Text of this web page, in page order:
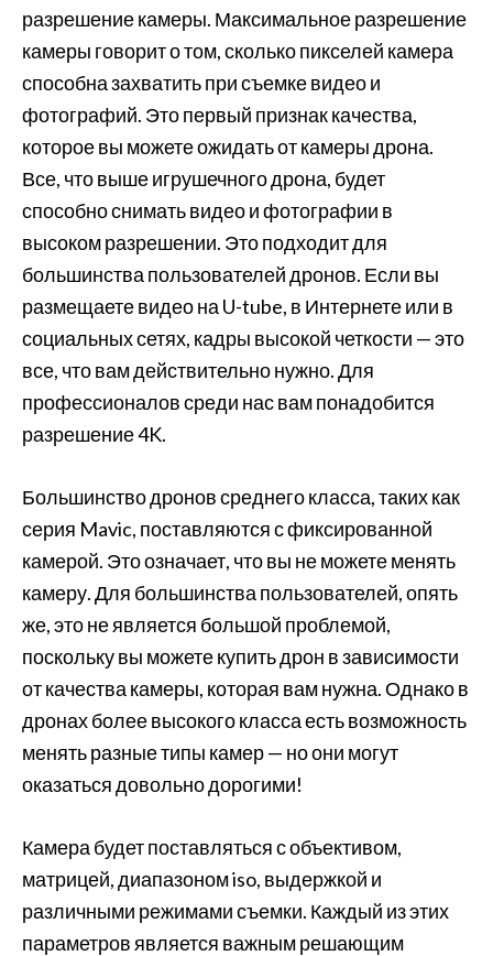
разрешение камеры. Максимальное разрешение
камеры говорит о том, сколько пикселей камера
способна захватить при съемке видео и
фотографий. Это первый признак качества,
которое вы можете ожидать от камеры дрона.
Все, что выше игрушечного дрона, будет
способно снимать видео и фотографии в
высоком разрешении. Это подходит для
большинства пользователей дронов. Если вы
размещаете видео на U-tube, в Интернете или в
социальных сетях, кадры высокой четкости — это
все, что вам действительно нужно. Для
профессионалов среди нас вам понадобится
разрешение 4K.
Большинство дронов среднего класса, таких как
серия Mavic, поставляются с фиксированной
камерой. Это означает, что вы не можете менять
камеру. Для большинства пользователей, опять
же, это не является большой проблемой,
поскольку вы можете купить дрон в зависимости
от качества камеры, которая вам нужна. Однако в
дронах более высокого класса есть возможность
менять разные типы камер — но они могут
оказаться довольно дорогими!
Камера будет поставляться с объективом,
матрицей, диапазоном iso, выдержкой и
различными режимами съемки. Каждый из этих
параметров является важным решающим